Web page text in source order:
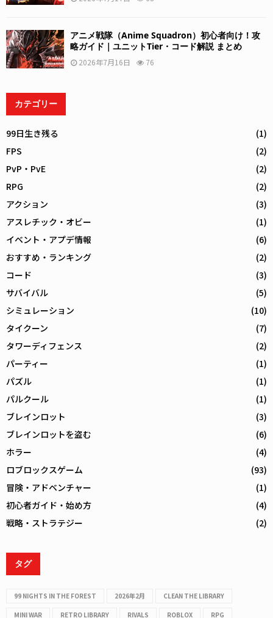
アニメ戦隊（Anime Squadron）初心者向け！攻
略ガイド｜ユニットTier・コード解説 まとめ
2026年7月16日 76
カテゴリー
99日生き残る
(1)
FPS
(2)
PvP・PvE
(2)
RPG
(2)
アクション
(3)
アスレチック・オビー
(1)
イベント・アプデ情報
(6)
おすすめ・ランキング
(2)
コード
(3)
サバイバル
(5)
シミュレーション
(10)
タイクーン
(7)
タワーディフェンス
(2)
パーティー
(1)
パズル
(1)
パルクール
(1)
ブレインロット
(3)
ブレインロットを盗む
(6)
ホラー
(4)
ロブロックスゲーム
(93)
冒険・アドベンチャー
(1)
初心者ガイド・始め方
(4)
戦略・ストラテジー
(2)
タグ
99 NIGHTS IN THE FOREST 2026年2月 CLEAN THE LIBRARY
MINI WAR RETRO LIBRARY RIVALS ROBLOX RPG